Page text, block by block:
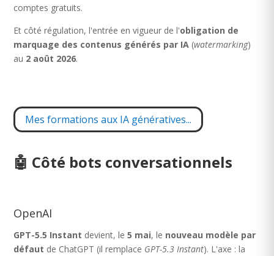
comptes gratuits.
Et côté régulation, l'entrée en vigueur de l'obligation de
marquage des contenus générés par IA (watermarking)
au 2 août 2026.
Mes formations aux IA génératives...
🤖 Côté bots conversationnels
OpenAI
GPT-5.5 Instant devient, le5 mai, le nouveau modèle par
défaut de ChatGPT (il remplace GPT-5.3 Instant). L'axe : la